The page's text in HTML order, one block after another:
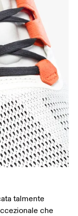
talmente
che